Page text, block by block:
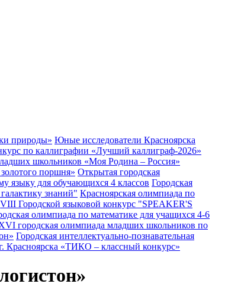
природы» Юные исследователи Красноярска
по каллиграфии «Лучший каллиграф-2026»
школьников «Моя Родина – Россия»
поршня» Открытая городская
языку для обучающихся 4 классов Городская
знаний" Красноярская олимпиада по
VIII Городской языковой конкурс "SPEAKER'S
олимпиада по математике для учащихся 4-6
городская олимпиада младших школьников по
Городская интеллектуально-познавательная
Красноярска «ТИКО – классный конкурс»